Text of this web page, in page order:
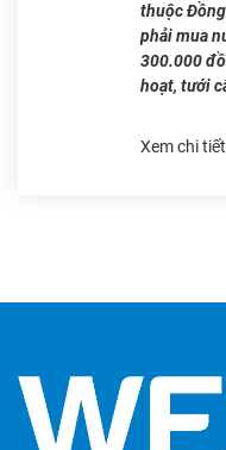
thuộc Đồng
phải mua
300.000
hoạt, tưới
nhiễm mặn
Xem chi tiết